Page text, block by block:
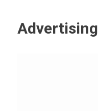
Advertising